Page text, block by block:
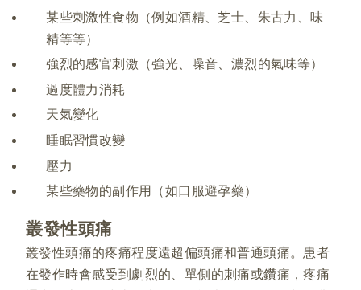
某些刺激性食物（例如酒精、芝士、朱古力、味
精等等）
強烈的感官刺激（強光、噪音、濃烈的氣味等）
過度體力消耗
天氣變化
睡眠習慣改變
壓力
某些藥物的副作用（如口服避孕藥）
叢發性頭痛
叢發性頭痛的疼痛程度遠超偏頭痛和普通頭痛。患者
在發作時會感受到劇烈的、單側的刺痛或鑽痛，疼痛